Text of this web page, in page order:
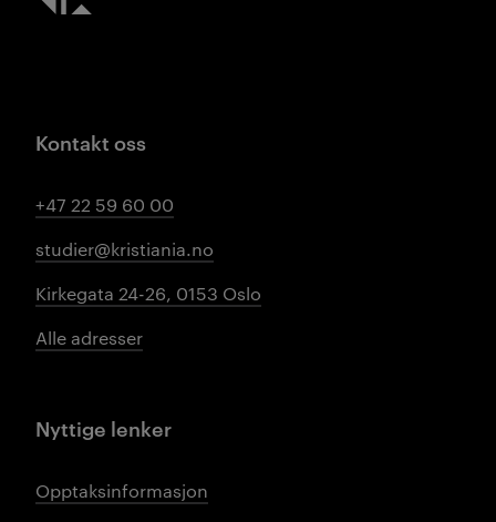
Kontakt oss
+47 22 59 60 00
studier@kristiania.no
Kirkegata 24-26, 0153 Oslo
Alle adresser
Nyttige lenker
Opptaksinformasjon